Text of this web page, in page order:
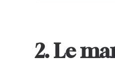
2. Le